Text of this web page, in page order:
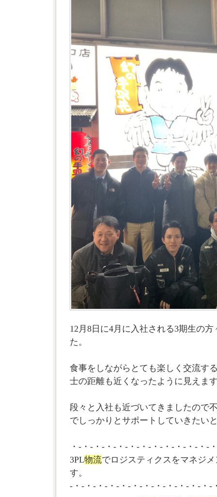
12月8日に4月に入社される3期生の
た。
食事をしながらとても楽しく交流す
士の距離も近くなったように見えま
段々と入社も近づいてきましたので
でしっかりとサポートしていきたい
・-・-・-・-・-・-・-・-・-・-・-・-
3PL物流でロジスティクスをマネジ
す。
-・-・-・-・-・-・-・-・-・-・-・-・-